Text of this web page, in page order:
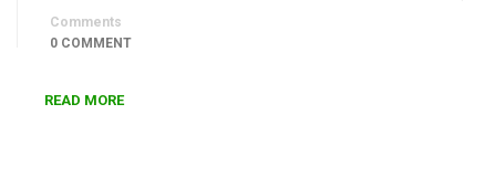
Comments
0 COMMENT
READ MORE